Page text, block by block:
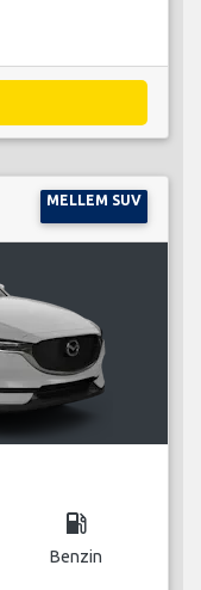
MELLEM SUV
local_gas_station
Benzin